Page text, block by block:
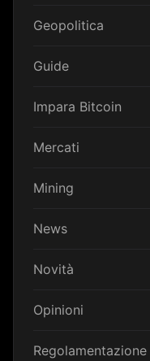
Geopolitica
Guide
Impara Bitcoin
Mercati
Mining
News
Novità
Opinioni
Regolamentazione